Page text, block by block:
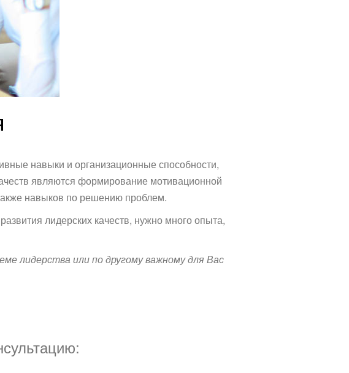
навыки и организационные способности,
являются формирование мотивационной
навыков по решению проблем.
лидерских качеств, нужно много опыта,
лидерства или по другому важному для Вас